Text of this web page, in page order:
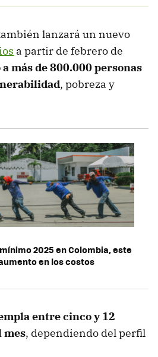
lanzará un nuevo
a partir de febrero de
más de 800.000 personas
, pobreza y
2025 en Colombia, este
en los costos
entre cinco y 12
mes, dependiendo del perfil